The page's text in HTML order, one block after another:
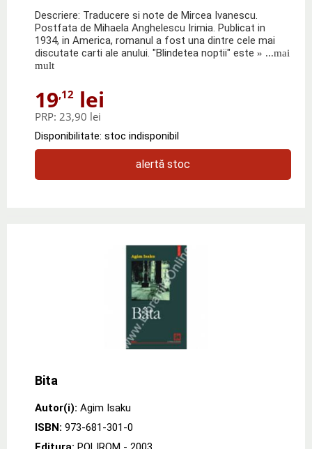
Descriere: Traducere si note de Mircea Ivanescu.
Postfata de Mihaela Anghelescu Irimia. Publicat in
1934, in America, romanul a fost una dintre cele mai
discutate carti ale anului. "Blindetea noptii" este » ...mai
mult
19,12 lei
PRP: 23,90 lei
Disponibilitate: stoc indisponibil
alertă stoc
Bita
Autor(i): Agim Isaku
ISBN: 973-681-301-0